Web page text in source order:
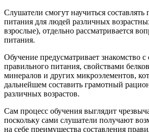
Слушатели смогут научиться
питания для людей различных
взрослые), отдельно рассматривается
питания.
Обучение предусматривает знакомство с
правильного питания, свойствами
минералов и других микроэлементов,
дальнейшем составить грамотный
различных возрастов.
Сам процесс обучения выглядит
поскольку сами слушатели получают
на себе преимущества составления